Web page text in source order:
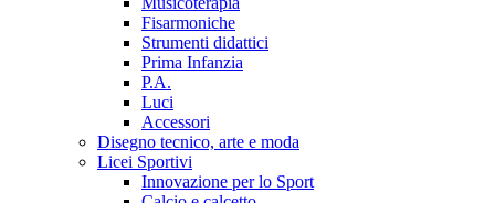
Fisarmoniche
Strumenti didattici
Prima Infanzia
P.A.
Luci
Accessori
Disegno tecnico, arte e moda
Licei Sportivi
Innovazione per lo Sport